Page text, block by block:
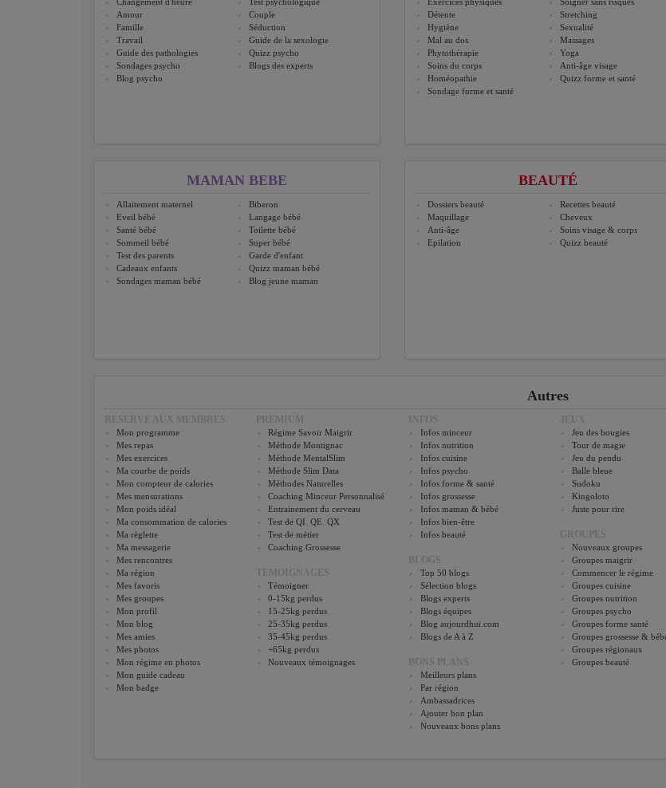
Amour
Couple
Famille
Séduction
Travail
Guide de la sexologie
Guide des pathologies
Quizz psycho
Sondages psycho
Blogs des experts
Blog psycho
Détente
Stretching
Hygiène
Sexualité
Mal au dos
Massages
Phytothérapie
Yoga
Soins du corps
Anti-âge visage
Homéopathie
Quizz forme et santé
Sondage forme et santé
MAMAN BEBE
Allaitement maternel
Biberon
Eveil bébé
Langage bébé
Santé bébé
Toilette bébé
Sommeil bébé
Super bébé
Test des parents
Garde d'enfant
Cadeaux enfants
Quizz maman bébé
Sondages maman bébé
Blog jeune maman
BEAUTÉ
Dossiers beauté
Recettes beauté
Maquillage
Cheveux
Anti-âge
Soins visage & corps
Epilation
Quizz beauté
Autres
RESERVE AUX MEMBRES
Mon programme
Mes repas
Mes exercices
Ma courbe de poids
Mon compteur de calories
Mes mensurations
Mon poids idéal
Ma consommation de calories
Ma règlette
Ma messagerie
Mes rencontres
Ma région
Mes favoris
Mes groupes
Mon profil
Mon blog
Mes amies
Mes photos
Mon régime en photos
Mon guide cadeau
Mon badge
PREMIUM
Régime Savoir Maigrir
Méthode Montignac
Méthode MentalSlim
Méthode Slim Data
Méthodes Naturelles
Coaching Minceur Personnalisé
Entrainement du cerveau
Test de QI ,QE ,QX
Test de métier
Coaching Grossesse
TEMOIGNAGES
Témoigner
0-15kg perdus
15-25kg perdus
25-35kg perdus
35-45kg perdus
+65kg perdus
Nouveaux témoignages
INFOS
Infos minceur
Infos nutrition
Infos cuisine
Infos psycho
Infos forme & santé
Infos grossesse
Infos maman & bébé
Infos bien-être
Infos beauté
BLOGS
Top 50 blogs
Sélection blogs
Blogs experts
Blogs équipes
Blog aujourdhui.com
Blogs de A à Z
BONS PLANS
Meilleurs plans
Par région
Ambassadrices
Ajouter bon plan
Nouveaux bons plans
JEUX
Jeu des bougies
Tour de magie
Jeu du pendu
Balle bleue
Sudoku
Kingoloto
Juste pour rire
GROUPES
Nouveaux groupes
Groupes maigrir
Commencer le régime
Groupes cuisine
Groupes nutrition
Groupes psycho
Groupes forme santé
Groupes grossesse &
Groupes régionaux
Groupes beauté